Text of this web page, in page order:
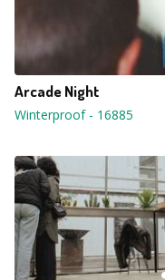
Arcade Night
Winterproof- 16885